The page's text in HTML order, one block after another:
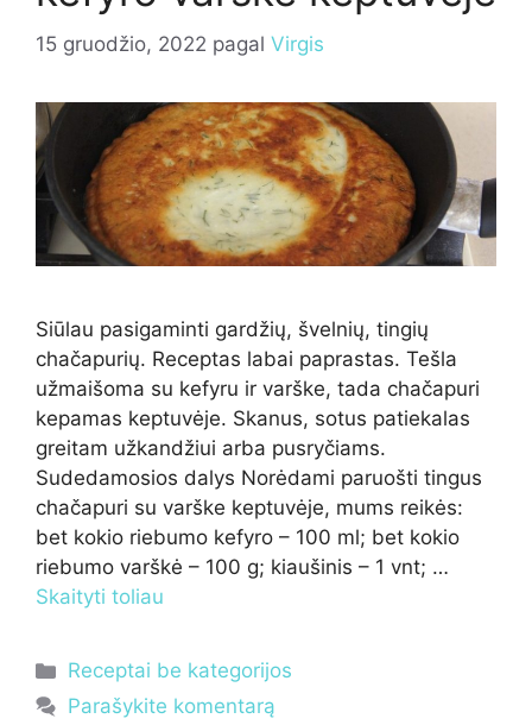
15 gruodžio, 2022 pagal Virgis
Siūlau pasigaminti gardžių, švelnių, tingių
chačapurių. Receptas labai paprastas. Tešla
užmaišoma su kefyru ir varške, tada chačapuri
kepamas keptuvėje. Skanus, sotus patiekalas
greitam užkandžiui arba pusryčiams.
Sudedamosios dalys Norėdami paruošti tingus
chačapuri su varške keptuvėje, mums reikės:
bet kokio riebumo kefyro – 100 ml; bet kokio
riebumo varškė – 100 g; kiaušinis – 1 vnt; …
Skaityti toliau
Kategorijos
Receptai be kategorijos
Parašykite komentarą